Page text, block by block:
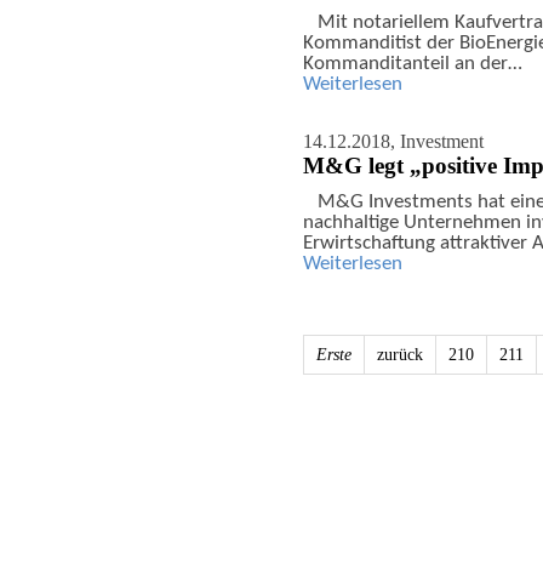
Mit notariellem
Kommanditist der
Kommanditanteil an der…
Weiterlesen
14.12.2018, Investment
M&G legt „positive
M&G Investments hat
nachhaltige Unternehmen
Erwirtschaftung attraktiver
Weiterlesen
Erste zurück 210 211